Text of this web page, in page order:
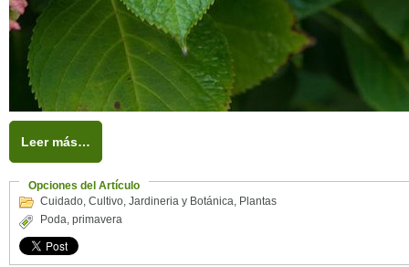
Leer más…
Opciones del Artículo
Cuidado, Cultivo, Jardineria y Botánica, Plantas
Poda, primavera